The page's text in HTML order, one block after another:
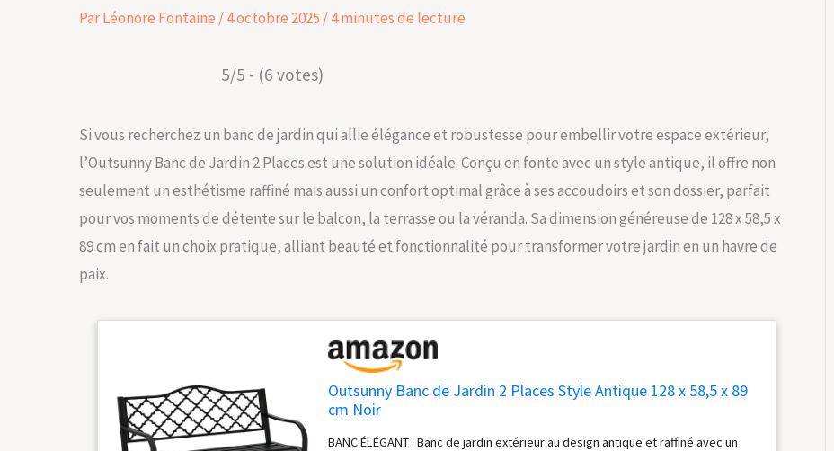
ParLéonore Fontaine /4 octobre 2025 /4 minutes de lecture
5/5 - (6 votes)
Si vous recherchez un banc de jardin qui allie élégance et robustesse pour embellir votre espace extérieur,
l’Outsunny Banc de Jardin 2 Places est une solution idéale. Conçu en fonte avec un style antique, il offre non
seulement un esthétisme raffiné mais aussi un confort optimal grâce à ses accoudoirs et son dossier, parfait
pour vos moments de détente sur le balcon, la terrasse ou la véranda. Sa dimension généreuse de 128 x 58,5 x
89 cm en fait un choix pratique, alliant beauté et fonctionnalité pour transformer votre jardin en un havre de
paix.
Outsunny Banc de Jardin 2 Places Style Antique 128 x 58,5 x 89
cm Noir
BANC ÉLÉGANT : Banc de jardin extérieur au design antique et raffiné avec un